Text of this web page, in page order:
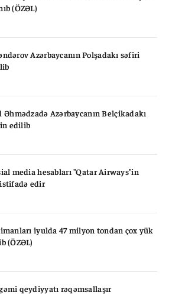
(ÖZƏL)
Azərbaycanın Polşadakı səfiri
Əhmədzadə Azərbaycanın Belçikadakı
edilib
media hesabları "Qatar Airways"in
edir
iyulda 47 milyon tondan çox yük
(ÖZƏL)
qeydiyyatı rəqəmsallaşır